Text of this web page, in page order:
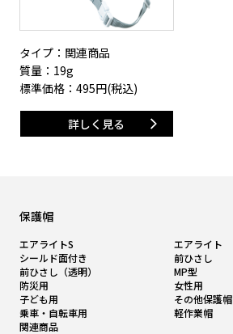
タイプ：関連商品
質量：19g
標準価格： 495円(税込)
詳しく見る
保護帽
エアライトS
エアライト
シールド面付き
前ひさし
前ひさし（透明）
MP型
防災用
女性用
子ども用
その他保護帽
乗車・自転車用
軽作業帽
関連商品